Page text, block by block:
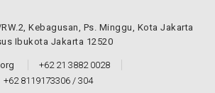
Kebagusan, Ps. Minggu, Kota Jakarta
Ibukota Jakarta 12520
+62 21 3882 0028
+62 8119173306 / 304